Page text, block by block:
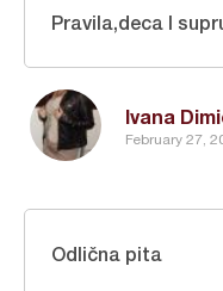
Ivana
February 27,
Pravila,deca I
Odlična pita